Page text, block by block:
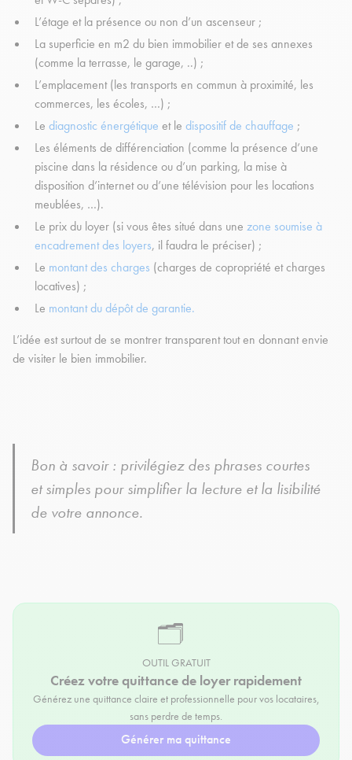
L’étage et la présence ou non d’un ascenseur ;
La superficie en m2 du bien immobilier et de ses annexes
(comme la terrasse, le garage, ..) ;
L’emplacement (les transports en commun à proximité, les
commerces, les écoles, …) ;
Le diagnostic énergétique et le dispositif de chauffage ;
Les éléments de différenciation (comme la présence d’une
piscine dans la résidence ou d’un parking, la mise à
disposition d’internet ou d’une télévision pour les locations
meublées, …).
Le prix du loyer (si vous êtes situé dans une zone soumise à
encadrement des loyers, il faudra le préciser) ;
Le montant des charges (charges de copropriété et charges
locatives) ;
Le montant du dépôt de garantie.
L’idée est surtout de se montrer transparent tout en donnant envie
de visiter le bien immobilier.
Bon à savoir : privilégiez des phrases courtes
et simples pour simplifier la lecture et la lisibilité
de votre annonce.
🗂️
OUTIL GRATUIT
Créez votre quittance de loyer rapidement
Générez une quittance claire et professionnelle pour vos locataires,
sans perdre de temps.
Générer ma quittance